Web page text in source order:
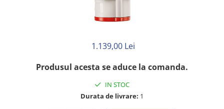
ACCESORII INSTALATII ELECTRICE
1.139,00 Lei
Produsul acesta se aduce la comanda.
IN STOC
Durata de livrare: 1